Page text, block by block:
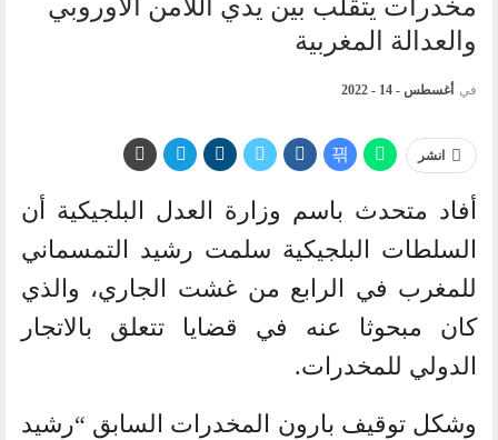
مخدرات يتقلب بين يدي اللامن الأوروبي
والعدالة المغربية
في أغسطس - 14 - 2022
انشر
أفاد متحدث باسم وزارة العدل البلجيكية أن
السلطات البلجيكية سلمت رشيد التمسماني
للمغرب في الرابع من غشت الجاري، والذي
كان مبحوثا عنه في قضايا تتعلق بالاتجار
الدولي للمخدرات.
وشكل توقيف بارون المخدرات السابق “رشيد